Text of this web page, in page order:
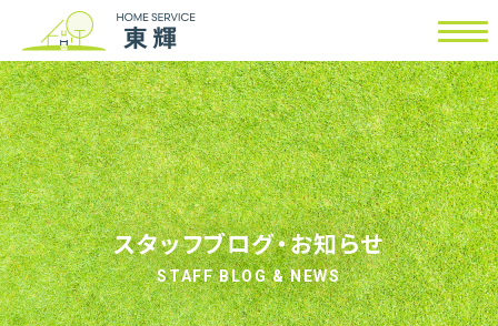
テ
ン
ツ
へ
ス
キ
ッ
プ
ゲ
ー
シ
ョ
ン
に
移
動
スタッフブログ・お知らせ
STAFF BLOG & NEWS